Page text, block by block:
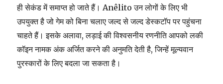
ही सेकंड में समाप्त हो जाते हैं। Anêlito उन लोगों के लिए भी
उपयुक्त है जो गेम को बिना चलाए जल्द से जल्द डेस्कटॉप पर पहुंचना
चाहते हैं। इसके अलावा, लड़ाई की विश्वसनीय रणनीति आपको लकी
कॉइन नामक अंक अर्जित करने की अनुमति देती है, जिन्हें मूल्यवान
पुरस्कारों के लिए बदला जा सकता है।